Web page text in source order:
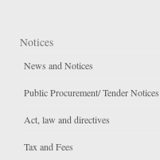
Notices
News and Notices
Public Procurement/ Tender Notices
Act, law and directives
Tax and Fees